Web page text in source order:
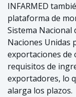
INFARMED
plataforma de
Sistema Nacional
Naciones Unidas
exportaciones de
requisitos de
exportadores, lo
alarga los plazos.